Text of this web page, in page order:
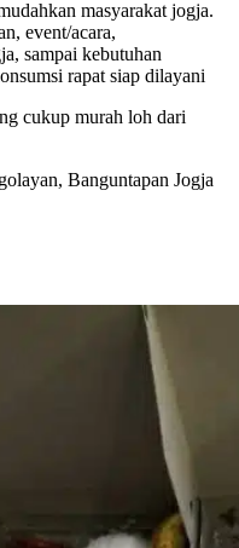
masyarakat jogja.
event/acara,
sampai kebutuhan
rapat siap dilayani
cukup murah loh dari
Banguntapan Jogja